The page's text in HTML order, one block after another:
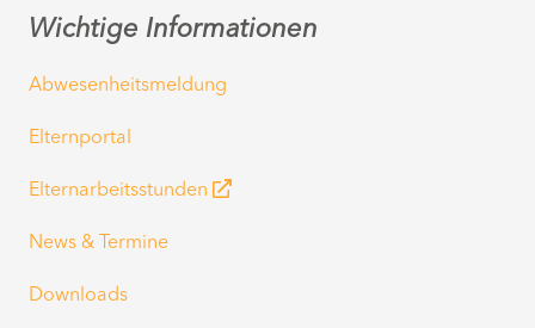
Wichtige Informationen
Abwesenheitsmeldung
Elternportal
Elternarbeitsstunden
News & Termine
Downloads